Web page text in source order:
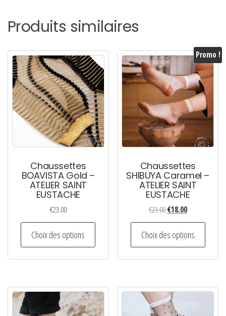
Produits similaires
Chaussettes
BOAVISTA Gold –
ATELIER SAINT
EUSTACHE
€23.00
Choix des options
Ce
Les
options
Promo !
Chaussettes
SHIBUYA Caramel –
ATELIER SAINT
EUSTACHE
€23.00 Le
prix
initial
était :
€23.00.
€18.00Le
prix
actuel
est :
€18.00.
Choix des options
Ce
Les